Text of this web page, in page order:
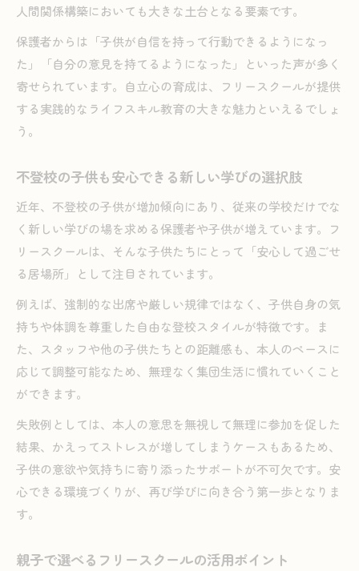
人間関係構築においても大きな土台となる要素です。
保護者からは「子供が自信を持って行動できるようになっ
た」「自分の意見を持てるようになった」といった声が多く
寄せられています。自立心の育成は、フリースクールが提供
する実践的なライフスキル教育の大きな魅力といえるでしょ
う。
不登校の子供も安心できる新しい学びの選択肢
近年、不登校の子供が増加傾向にあり、従来の学校だけでな
く新しい学びの場を求める保護者や子供が増えています。フ
リースクールは、そんな子供たちにとって「安心して過ごせ
る居場所」として注目されています。
例えば、強制的な出席や厳しい規律ではなく、子供自身の気
持ちや体調を尊重した自由な登校スタイルが特徴です。ま
た、スタッフや他の子供たちとの距離感も、本人のペースに
応じて調整可能なため、無理なく集団生活に慣れていくこと
ができます。
失敗例としては、本人の意思を無視して無理に参加を促した
結果、かえってストレスが増してしまうケースもあるため、
子供の意欲や気持ちに寄り添ったサポートが不可欠です。安
心できる環境づくりが、再び学びに向き合う第一歩となりま
す。
親子で選べるフリースクールの活用ポイント